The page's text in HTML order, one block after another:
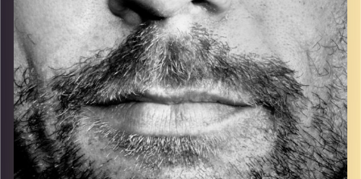
קרדיט תמונות: David Goehring